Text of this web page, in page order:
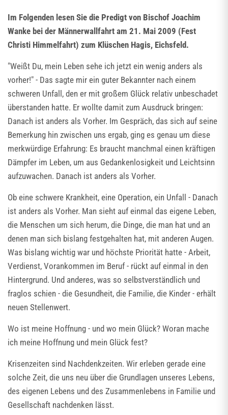
Im Folgenden lesen Sie die Predigt von Bischof Joachim
Wanke bei der Männerwallfahrt am 21. Mai 2009 (Fest
Christi Himmelfahrt) zum Klüschen Hagis, Eichsfeld.
"Weißt Du, mein Leben sehe ich jetzt ein wenig anders als
vorher!" - Das sagte mir ein guter Bekannter nach einem
schweren Unfall, den er mit großem Glück relativ unbeschadet
überstanden hatte. Er wollte damit zum Ausdruck bringen:
Danach ist anders als Vorher. Im Gespräch, das sich auf seine
Bemerkung hin zwischen uns ergab, ging es genau um diese
merkwürdige Erfahrung: Es braucht manchmal einen kräftigen
Dämpfer im Leben, um aus Gedankenlosigkeit und Leichtsinn
aufzuwachen. Danach ist anders als Vorher.
Ob eine schwere Krankheit, eine Operation, ein Unfall - Danach
ist anders als Vorher. Man sieht auf einmal das eigene Leben,
die Menschen um sich herum, die Dinge, die man hat und an
denen man sich bislang festgehalten hat, mit anderen Augen.
Was bislang wichtig war und höchste Priorität hatte - Arbeit,
Verdienst, Vorankommen im Beruf - rückt auf einmal in den
Hintergrund. Und anderes, was so selbstverständlich und
fraglos schien - die Gesundheit, die Familie, die Kinder - erhält
neuen Stellenwert.
Wo ist meine Hoffnung - und wo mein Glück? Woran mache
ich meine Hoffnung und mein Glück fest?
Krisenzeiten sind Nachdenkzeiten. Wir erleben gerade eine
solche Zeit, die uns neu über die Grundlagen unseres Lebens,
des eigenen Lebens und des Zusammenlebens in Familie und
Gesellschaft nachdenken lässt.